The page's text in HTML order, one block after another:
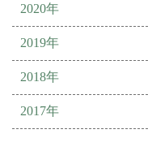
2020年
2019年
2018年
2017年